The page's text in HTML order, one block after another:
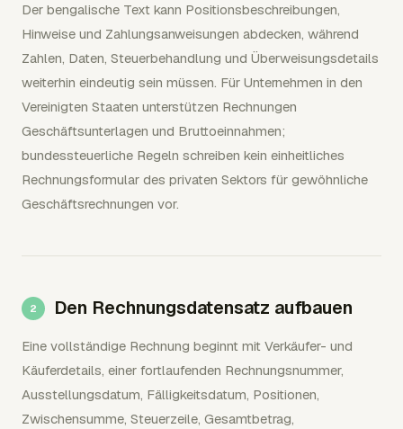
Der bengalische Text kann Positionsbeschreibungen,
Hinweise und Zahlungsanweisungen abdecken, während
Zahlen, Daten, Steuerbehandlung und Überweisungsdetails
weiterhin eindeutig sein müssen. Für Unternehmen in den
Vereinigten Staaten unterstützen Rechnungen
Geschäftsunterlagen und Bruttoeinnahmen;
bundessteuerliche Regeln schreiben kein einheitliches
Rechnungsformular des privaten Sektors für gewöhnliche
Geschäftsrechnungen vor.
Den Rechnungsdatensatz aufbauen
Eine vollständige Rechnung beginnt mit Verkäufer- und
Käuferdetails, einer fortlaufenden Rechnungsnummer,
Ausstellungsdatum, Fälligkeitsdatum, Positionen,
Zwischensumme, Steuerzeile, Gesamtbetrag,